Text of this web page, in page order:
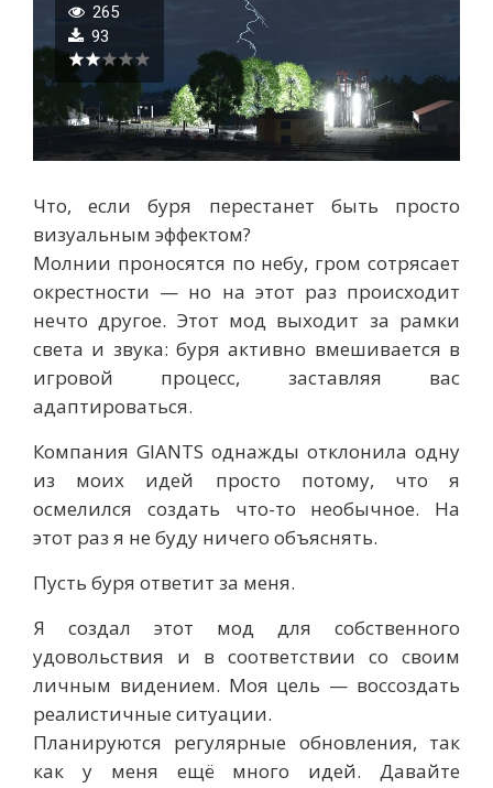
265
93
Что, если буря перестанет быть просто
визуальным эффектом?
Молнии проносятся по небу, гром сотрясает
окрестности — но на этот раз происходит
нечто другое. Этот мод выходит за рамки
света и звука: буря активно вмешивается в
игровой процесс, заставляя вас
адаптироваться.
Компания GIANTS однажды отклонила одну
из моих идей просто потому, что я
осмелился создать что-то необычное. На
этот раз я не буду ничего объяснять.
Пусть буря ответит за меня.
Я создал этот мод для собственного
удовольствия и в соответствии со своим
личным видением. Моя цель — воссоздать
реалистичные ситуации.
Планируются регулярные обновления, так
как у меня ещё много идей. Давайте